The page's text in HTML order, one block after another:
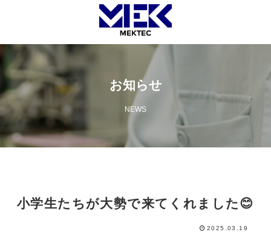
お知らせ
NEWS
小学生たちが大勢で来てくれました😊
2025.03.19